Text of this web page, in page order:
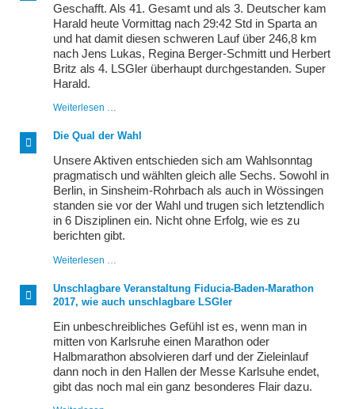
PSD-
Bank
Cup
Geschafft. Als 41. Gesamt und als 3. Deutscher kam
Harald heute Vormittag nach 29:42 Std in Sparta an
und hat damit diesen schweren Lauf über 246,8 km
nach Jens Lukas, Regina Berger-Schmitt und Herbert
Britz als 4. LSGler überhaupt durchgestanden. Super
Harald.
Weiterlesen …
Harald
Menzel
Ziel
Die Qual der Wahl
Unsere Aktiven entschieden sich am Wahlsonntag
pragmatisch und wählten gleich alle Sechs. Sowohl in
Berlin, in Sinsheim-Rohrbach als auch in Wössingen
standen sie vor der Wahl und trugen sich letztendlich
in 6 Disziplinen ein. Nicht ohne Erfolg, wie es zu
berichten gibt.
Weiterlesen …
der
Wahl
Unschlagbare Veranstaltung Fiducia-Baden-Marathon
2017, wie auch unschlagbare LSGler
Ein unbeschreibliches Gefühl ist es, wenn man in
mitten von Karlsruhe einen Marathon oder
Halbmarathon absolvieren darf und der Zieleinlauf
dann noch in den Hallen der Messe Karlsuhe endet,
gibt das noch mal ein ganz besonderes Flair dazu.